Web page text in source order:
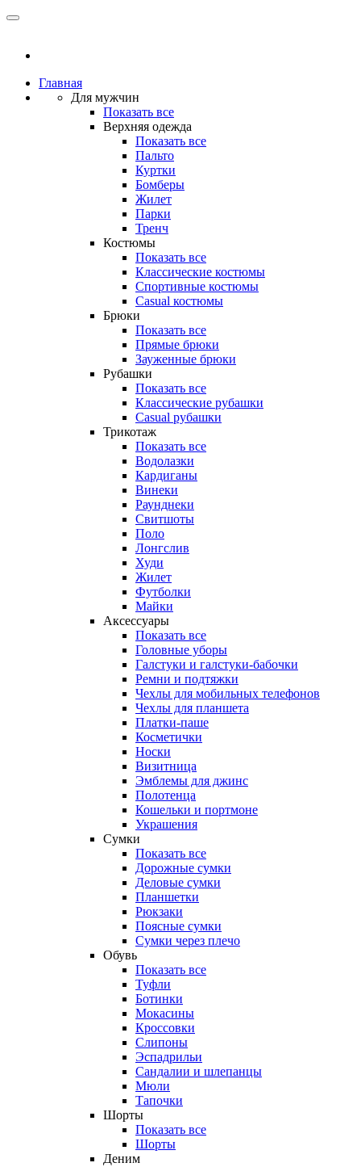
Главная
Для мужчин
Показать все
Верхняя одежда
Показать все
Пальто
Куртки
Бомберы
Жилет
Парки
Тренч
Костюмы
Показать все
Классические костюмы
Спортивные костюмы
Casual костюмы
Брюки
Показать все
Прямые брюки
Зауженные брюки
Рубашки
Показать все
Классические рубашки
Casual рубашки
Трикотаж
Показать все
Водолазки
Кардиганы
Винеки
Раунднеки
Свитшоты
Поло
Лонгслив
Худи
Жилет
Футболки
Майки
Аксессуары
Показать все
Головные уборы
Галстуки и галстуки-бабочки
Ремни и подтяжки
Чехлы для мобильных телефонов
Чехлы для планшета
Платки-паше
Косметички
Носки
Визитница
Эмблемы для джинс
Полотенца
Кошельки и портмоне
Украшения
Сумки
Показать все
Дорожные сумки
Деловые сумки
Планшетки
Рюкзаки
Поясные сумки
Сумки через плечо
Обувь
Показать все
Туфли
Ботинки
Мокасины
Кроссовки
Слипоны
Эспадрильи
Сандалии и шлепанцы
Мюли
Тапочки
Шорты
Показать все
Шорты
Деним